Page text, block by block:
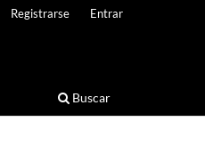
Buscar
Registrarse Entrar